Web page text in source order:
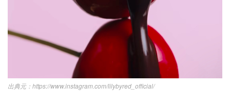
https://www.instagram.com/lilybyred_official/